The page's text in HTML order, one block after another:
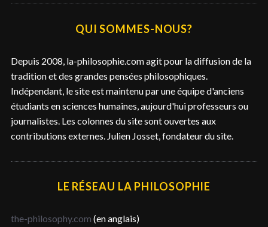
c
h
e
r
QUI SOMMES-NOUS?
Depuis 2008, la-philosophie.com agit pour la diffusion de la
tradition et des grandes pensées philosophiques.
Indépendant, le site est maintenu par une équipe d'anciens
étudiants en sciences humaines, aujourd'hui professeurs ou
journalistes. Les colonnes du site sont ouvertes aux
contributions externes. Julien Josset, fondateur du site.
LE RÉSEAU LA PHILOSOPHIE
the-philosophy.com (en anglais)